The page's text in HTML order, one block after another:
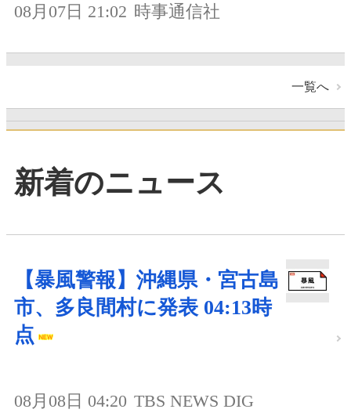
08月07日 21:02 時事通信社
一覧へ
新着のニュース
【暴風警報】沖縄県・宮古島
市、多良間村に発表 04:13時
点
08月08日 04:20 TBS NEWS DIG